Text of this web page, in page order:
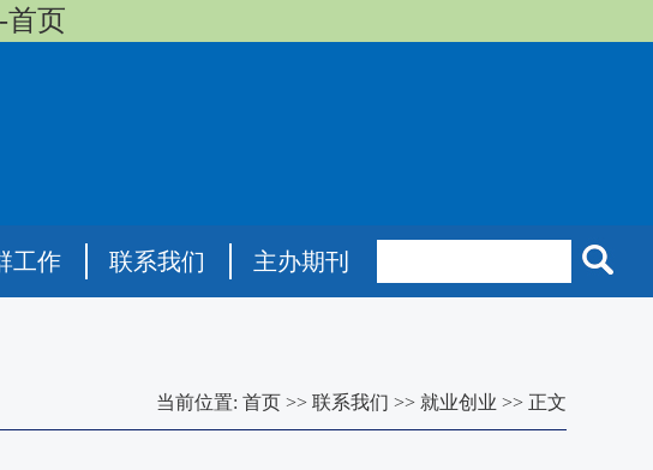
首页
工作 联系我们 主办期刊
当前位置: 首页 >> 联系我们 >> 就业创业 >> 正文